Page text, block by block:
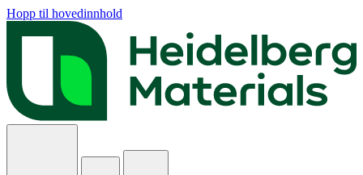
Hopp til hovedinnhold